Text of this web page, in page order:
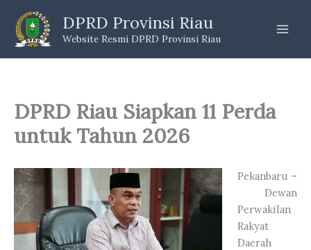
content
DPRD Provinsi Riau
Website Resmi DPRD Provinsi Riau
DPRD Riau Siapkan 11 Perda
untuk Tahun 2026
Pekanbaru –
Dewan
Perwakilan
Rakyat
Daerah